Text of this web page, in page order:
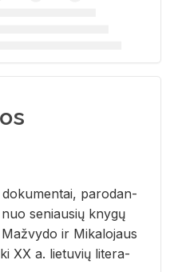
do­ku­men­tai, pa­ro­dan­
se­niau­sių kny­gų
ir Mi­ka­lo­jaus
XX a. lie­tu­vių li­te­ra­